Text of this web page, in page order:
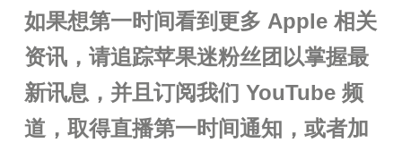
如果想第一时间看到更多 Apple 相关
资讯，请追踪苹果迷粉丝团以掌握最
新讯息，并且订阅我们 YouTube 频
道，取得直播第一时间通知，或者加